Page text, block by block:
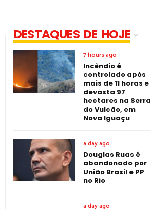
DESTAQUES DE HOJE
7 hours ago
Incêndio é
controlado após
mais de 11 horas e
devasta 97
hectares na Serra
do Vulcão, em
Nova Iguaçu
a day ago
Douglas Ruas é
abandonado por
União Brasil e PP
no Rio
a day ago